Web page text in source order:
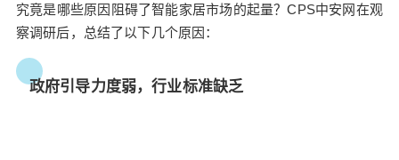
究竟是哪些原因阻碍了智能家居市场的起量？CPS中安网在观
察调研后，总结了以下几个原因：
政府引导力度弱，行业标准缺乏
音箱出货量为2190万台，渗透率仅为2.15%。而其
它大部分智能家居单品市场渗透率甚至低于上述两
个单品。 究竟是哪些原因阻碍了智能家居市场的起
量？CPS中安网在观察调研后，总结了以下几个原